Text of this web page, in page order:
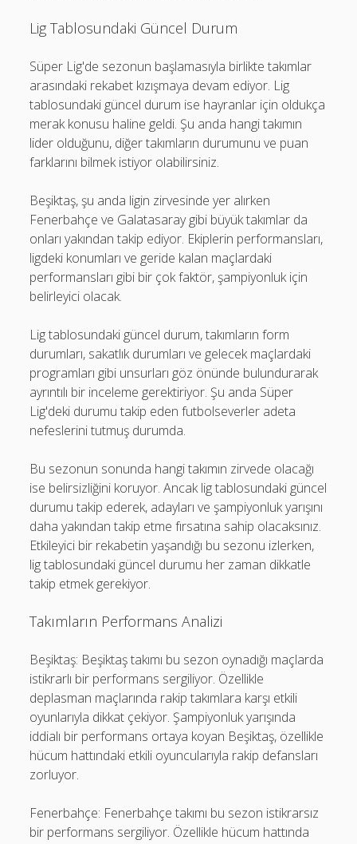
Lig Tablosundaki Güncel Durum
Süper Lig'de sezonun başlamasıyla birlikte takımlar
arasındaki rekabet kızışmaya devam ediyor. Lig
tablosundaki güncel durum ise hayranlar için oldukça
merak konusu haline geldi. Şu anda hangi takımın
lider olduğunu, diğer takımların durumunu ve puan
farklarını bilmek istiyor olabilirsiniz.
Beşiktaş, şu anda ligin zirvesinde yer alırken
Fenerbahçe ve Galatasaray gibi büyük takımlar da
onları yakından takip ediyor. Ekiplerin performansları,
ligdeki konumları ve geride kalan maçlardaki
performansları gibi bir çok faktör, şampiyonluk için
belirleyici olacak.
Lig tablosundaki güncel durum, takımların form
durumları, sakatlık durumları ve gelecek maçlardaki
programları gibi unsurları göz önünde bulundurarak
ayrıntılı bir inceleme gerektiriyor. Şu anda Süper
Lig'deki durumu takip eden futbolseverler adeta
nefeslerini tutmuş durumda.
Bu sezonun sonunda hangi takımın zirvede olacağı
ise belirsizliğini koruyor. Ancak lig tablosundaki güncel
durumu takip ederek, adayları ve şampiyonluk yarışını
daha yakından takip etme fırsatına sahip olacaksınız.
Etkileyici bir rekabetin yaşandığı bu sezonu izlerken,
lig tablosundaki güncel durumu her zaman dikkatle
takip etmek gerekiyor.
Takımların Performans Analizi
Beşiktaş: Beşiktaş takımı bu sezon oynadığı maçlarda
istikrarlı bir performans sergiliyor. Özellikle
deplasman maçlarında rakip takımlara karşı etkili
oyunlarıyla dikkat çekiyor. Şampiyonluk yarışında
iddialı bir performans ortaya koyan Beşiktaş, özellikle
hücum hattındaki etkili oyuncularıyla rakip defansları
zorluyor.
Fenerbahçe: Fenerbahçe takımı bu sezon istikrarsız
bir performans sergiliyor. Özellikle hücum hattında